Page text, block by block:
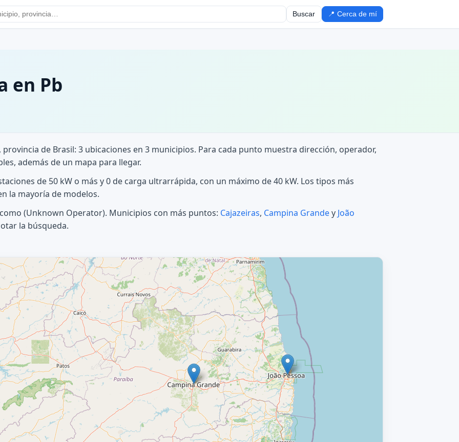
Buscar 📍 Cerca de mí
en Pb
provincia de Brasil: 3 ubicaciones en 3 municipios. Para cada punto muestra dirección, operador,
además de un mapa para llegar.
de 50 kW o más y 0 de carga ultrarrápida, con un máximo de 40 kW. Los tipos más
la mayoría de modelos.
(Unknown Operator). Municipios con más puntos: Cajazeiras, Campina Grandey João
la búsqueda.